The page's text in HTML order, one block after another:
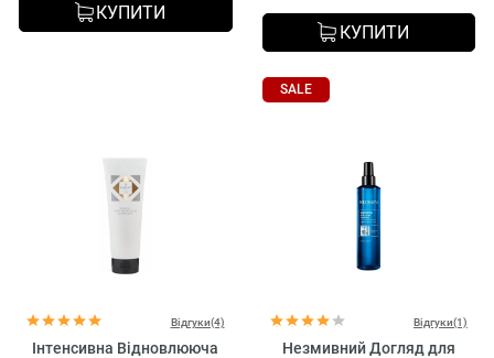
КУПИТИ
КУПИТИ
Відгуки(4)
Інтенсивна Відновлююча
SALE
Відгуки(1)
Незмивний Догляд для